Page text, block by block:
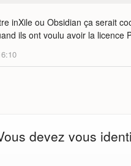
inXile ou Obsidian ça serait
ils ont voulu avoir la licence
devez vous